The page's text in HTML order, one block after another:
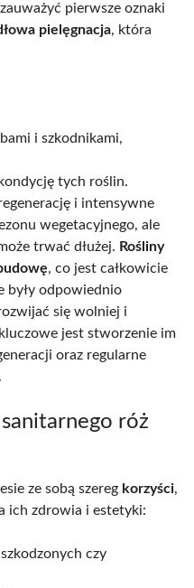
pierwsze oznaki
pielęgnacja, która
i szkodnikami,
tych roślin.
i intensywne
wegetacyjnego, ale
trwać dłużej. Rośliny
, co jest całkowicie
były odpowiednio
się wolniej i
jest stworzenie im
oraz regularne
róż
ze sobą szereg korzyści,
ich zdrowia i estetyki:
czy